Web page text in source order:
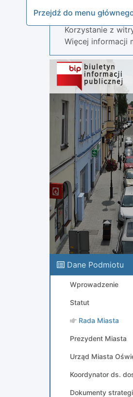
Przejdź do menu
Nasza strona
Korzystanie z
Więcej informacji
Dane Podmiotu
Wprowadzenie
Statut
Rada Miasta
Prezydent Miasta
Urząd Miasta
Koordynator ds.
Dokumenty